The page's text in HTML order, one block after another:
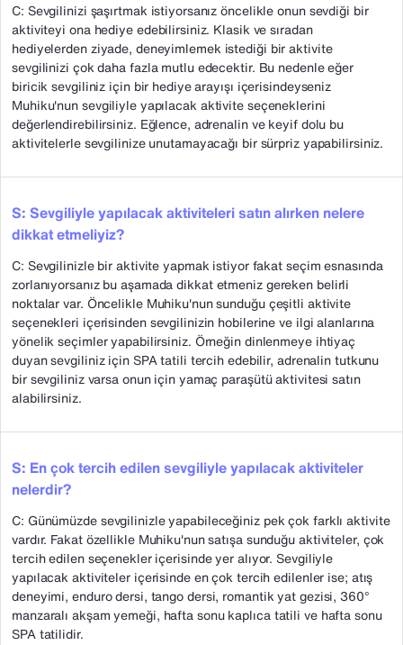
C: Sevgilinizi şaşırtmak istiyorsanız öncelikle onun sevdiği bir
aktiviteyi ona hediye edebilirsiniz. Klasik ve sıradan
hediyelerden ziyade, deneyimlemek istediği bir aktivite
sevgilinizi çok daha fazla mutlu edecektir. Bu nedenle eğer
biricik sevgiliniz için bir hediye arayışı içerisindeyseniz
Muhiku'nun sevgiliyle yapılacak aktivite seçeneklerini
değerlendirebilirsiniz. Eğlence, adrenalin ve keyif dolu bu
aktivitelerle sevgilinize unutamayacağı bir sürpriz yapabilirsiniz.
S: Sevgiliyle yapılacak aktiviteleri satın alırken nelere
dikkat etmeliyiz?
C: Sevgilinizle bir aktivite yapmak istiyor fakat seçim esnasında
zorlanıyorsanız bu aşamada dikkat etmeniz gereken belirli
noktalar var. Öncelikle Muhiku'nun sunduğu çeşitli aktivite
seçenekleri içerisinden sevgilinizin hobilerine ve ilgi alanlarına
yönelik seçimler yapabilirsiniz. Örneğin dinlenmeye ihtiyaç
duyan sevgiliniz için SPA tatili tercih edebilir, adrenalin tutkunu
bir sevgiliniz varsa onun için yamaç paraşütü aktivitesi satın
alabilirsiniz.
S: En çok tercih edilen sevgiliyle yapılacak aktiviteler
nelerdir?
C: Günümüzde sevgilinizle yapabileceğiniz pek çok farklı aktivite
vardır. Fakat özellikle Muhiku'nun satışa sunduğu aktiviteler, çok
tercih edilen seçenekler içerisinde yer alıyor. Sevgiliyle
yapılacak aktiviteler içerisinde en çok tercih edilenler ise; atış
deneyimi, enduro dersi, tango dersi, romantik yat gezisi, 360°
manzaralı akşam yemeği, hafta sonu kaplıca tatili ve hafta sonu
SPA tatilidir.